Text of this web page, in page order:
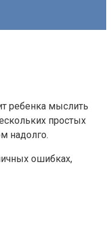
ребенка мыслить
простых
надолго.
ошибках,